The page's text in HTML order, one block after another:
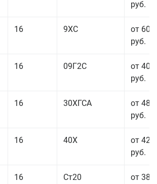
руб.
16 9ХС
от 60
руб.
16 09Г2С
от 40
руб.
16 30ХГСА
от 48
руб.
16 40Х
от 42
руб.
16 Ст20
от 38